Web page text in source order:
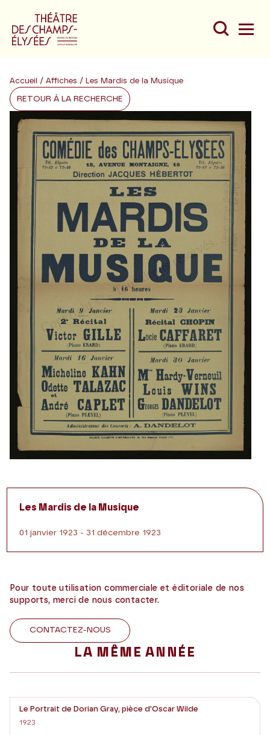
Du
Accueil / Affiches / Les Mardis de la Musique
RETOUR À LA RECHERCHE
Les Mardis de la Musique
01 janvier 1923 - 31 décembre 1923
Pour toute utilisation commerciale et éditoriale de nos
supports, merci de nous contacter.
CONTACTEZ-NOUS
LA MÊME ANNÉE
Le Portrait de Dorian Gray, pièce d'Oscar Wilde
1923